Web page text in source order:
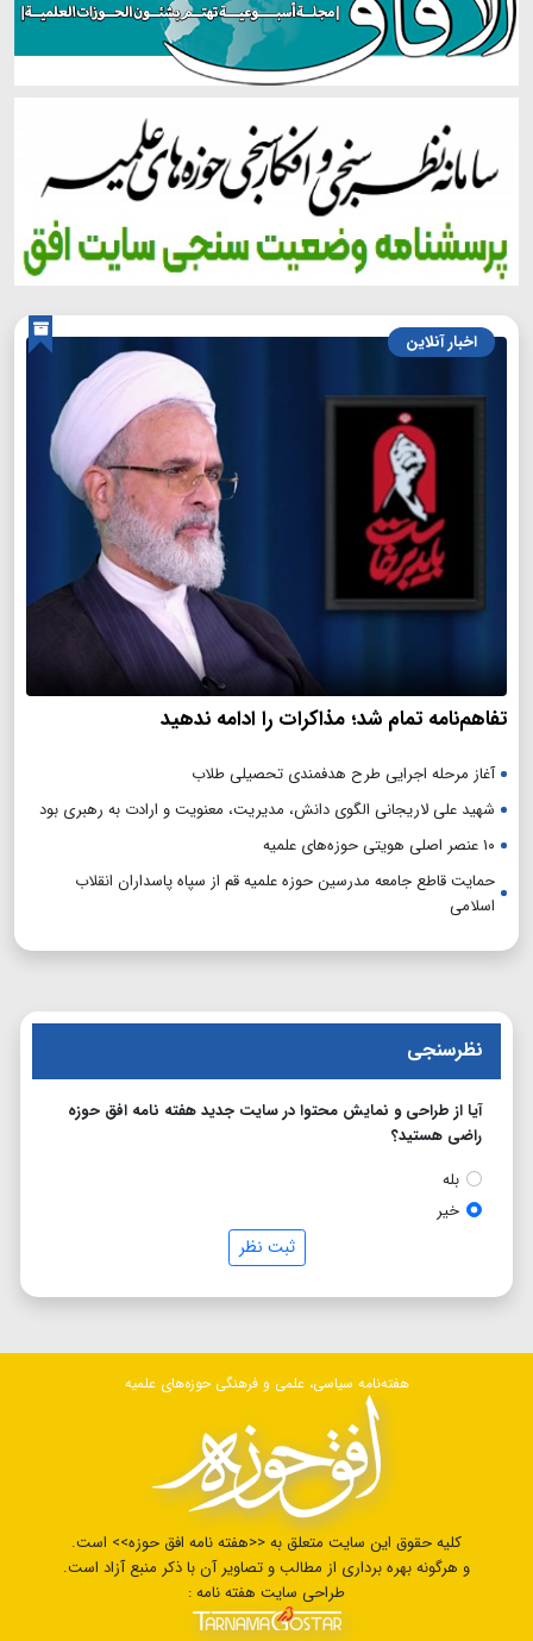
اخبار آنلاین
تفاهم‌نامه تمام شد؛ مذاکرات را ادامه ندهید
آغاز مرحله اجرایی طرح هدفمندی تحصیلی طلاب
شهید علی لاریجانی الگوی دانش، مدیریت، معنویت و ارادت به رهبری بود
۱۰ عنصر اصلی هویتی حوزه‌های علمیه
حمایت قاطع جامعه مدرسین حوزه علمیه قم از سپاه پاسداران انقلاب
اسلامی
نظرسنجی
آیا از طراحی و نمایش محتوا در سایت جدید هفته نامه افق حوزه
راضی هستید؟
بله
خیر
ثبت نظر
هفته‌نامه سیاسی، علمی و فرهنگی حوزه‌های علمیه
کلیه حقوق این سایت متعلق به <<هفته نامه افق حوزه>> است.
و هرگونه بهره برداری از مطالب و تصاویر آن با ذکر منبع آزاد است.
طراحی سایت هفته نامه :